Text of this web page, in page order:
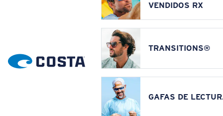
VENDIDOS RX
TRANSITIONS®
GAFAS DE